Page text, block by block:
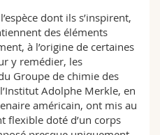
dont ils s’inspirent,
des éléments
à l’origine de certaines
y remédier, les
Groupe de chimie des
Adolphe Merkle, en
américain, ont mis au
flexible doté d’un corps